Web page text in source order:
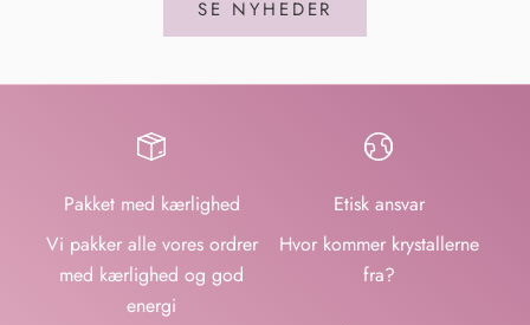
SE NYHEDER
Pakket med kærlighed
Vi pakker alle vores ordrer
med kærlighed og god
energi
Etisk ansvar
Hvor kommer krystallerne
fra?